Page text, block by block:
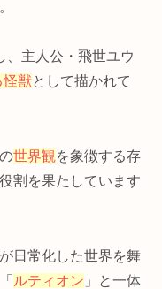
、主人公・飛世ユウ
怪獣として描かれて
世界観を象徴する存
割を果たしています
日常化した世界を舞
ルティオン 」と一体